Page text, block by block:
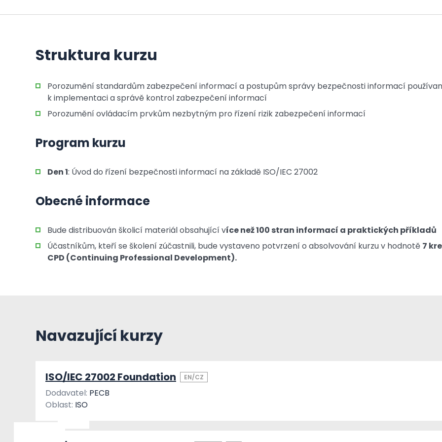
Struktura kurzu
Porozumění standardům zabezpečení informací a postupům správy bezpečnosti informací
k implementaci a správě kontrol zabezpečení informací
Porozumění ovládacím prvkům nezbytným pro řízení rizik zabezpečení informací
Program kurzu
Den 1: Úvod do řízení bezpečnosti informací na základě ISO/IEC 27002
Obecné informace
Bude distribuován školicí materiál obsahující více než 100 stran informací a praktických příkladů
Účastníkům, kteří se školení zúčastnili, bude vystaveno potvrzení o absolvování kurzu v hodnotě 7
CPD (Continuing Professional Development).
Navazující kurzy
ISO/IEC 27002 Foundation EN/CZ
Dodavatel: PECB
Oblast: ISO